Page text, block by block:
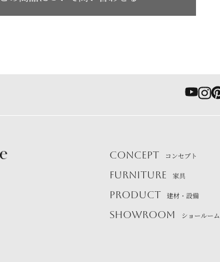
CONCEPT コンセプト
FURNITURE 家具
PRODUCT 建材・設備
SHOWROOM ショールーム